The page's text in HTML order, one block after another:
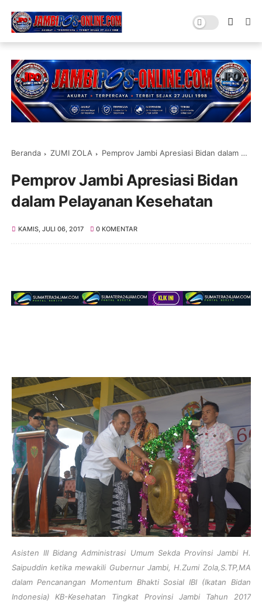
Beranda ZUMI ZOLA Pemprov Jambi Apresiasi Bidan dalam Pelayanan Kesehatan
Pemprov Jambi Apresiasi Bidan
dalam Pelayanan Kesehatan
KAMIS, JULI 06, 2017 0 KOMENTAR
Asisten III Bidang Administrasi Umum Sekda Provinsi Jambi H.
Saipuddin ketika mewakili Gubernur Jambi, H.Zumi Zola,S.TP,MA
dalam Pencanangan Momentum Bhakti Sosial IBI (Ikatan Bidan
Indonesia) KB-Kesehatan Tingkat Provinsi Jambi Tahun 2017